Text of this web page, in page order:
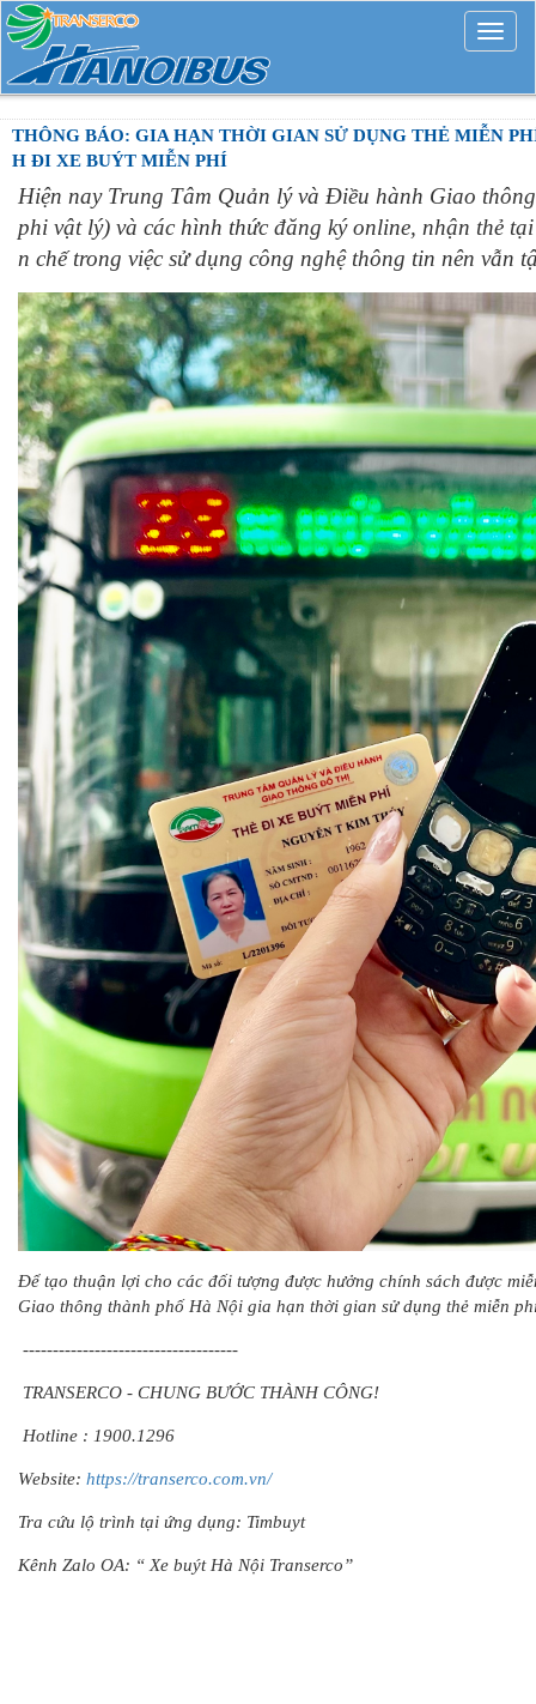
Mở
rộng
THÔNG BÁO: GIA HẠN THỜI GIAN SỬ DỤNG THẺ MIỄN
H ĐI XE BUÝT MIỄN PHÍ
Hiện nay Trung Tâm Quản lý và Điều hành Giao
phi vật lý) và các hình thức đăng ký online, nhận thẻ
n chế trong việc sử dụng công nghệ thông tin nên vẫn
Để tạo thuận lợi cho các đối tượng được hưởng chính sách được
Giao thông thành phố Hà Nội gia hạn thời gian sử dụng thẻ miễn
------------------------------------
TRANSERCO - CHUNG BƯỚC THÀNH CÔNG!
Hotline : 1900.1296
Website: https://transerco.com.vn/
Tra cứu lộ trình tại ứng dụng: Timbuyt
Kênh Zalo OA: “ Xe buýt Hà Nội Transerco”